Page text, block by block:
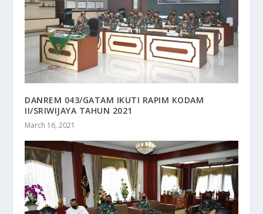
DANREM 043/GATAM IKUTI RAPIM KODAM
II/SRIWIJAYA TAHUN 2021
March 16, 2021